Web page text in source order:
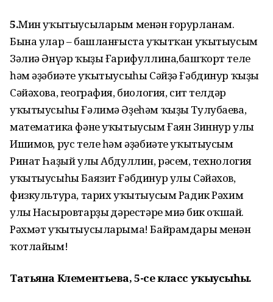
5.Мин уҡытыусыларым менән ғорурланам.
Бына улар – башланғыста уҡытҡан уҡытыусым
Зәлиә Әнүәр ҡыҙы Ғарифуллина,башҡорт теле
һәм әҙәбиәте уҡытыусыһы Сәйҙә Ғәбдинур ҡыҙы
Сәйәхова, география, биология, сит телдәр
уҡытыусыһы Ғәлимә Әҙеһәм ҡыҙы Тулубаева,
математика фәне уҡытыусым Ғаян Зиннур улы
Ишимов, рус теле һәм әҙәбиәте уҡытыусым
Ринат Һаҙый улы Абдуллин, рәсем, технология
уҡытыусыһы Баязит Ғәбдинур улы Сәйәхов,
физкультура, тарих уҡытыусым Радик Рәхим
улы Насыровтарҙың дәрестәре миңә бик оҡшай.
Рәхмәт уҡытыусыларыма! Байрамдары менән
ҡотлайым!
Татьяна Клементьева, 5-се класс уҡыусыһы.